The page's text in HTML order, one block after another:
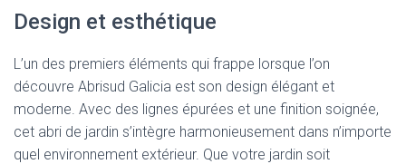
Design et esthétique
L’un des premiers éléments qui frappe lorsque l’on
découvre Abrisud Galicia est son design élégant et
moderne. Avec des lignes épurées et une finition soignée,
cet abri de jardin s’intègre harmonieusement dans n’importe
quel environnement extérieur. Que votre jardin soit